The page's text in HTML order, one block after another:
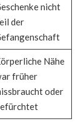
nicht
der
Nähe
früher
oder